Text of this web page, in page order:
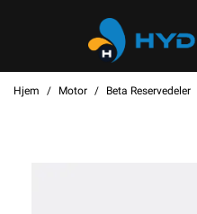
Hjem Motor Beta Reservedeler